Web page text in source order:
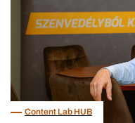
Content Lab HUB